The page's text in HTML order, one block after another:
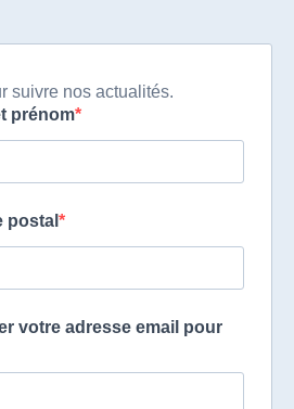
suivre nos actualités.
prénom
postal
votre adresse email pour